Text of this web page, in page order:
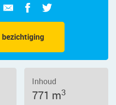
bezichtiging
Inhoud
771 m3